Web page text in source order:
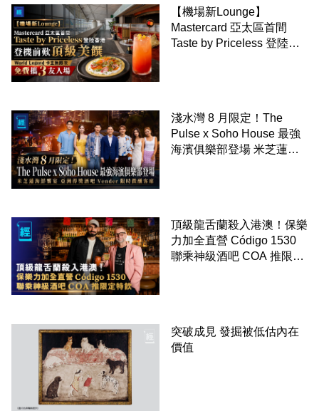
【機場新Lounge】
Mastercard 亞太區首間
Taste by Priceless 登陸香
淺水灣 8 月限定！The
Pulse x Soho House 最強
海濱俱樂部登場 米芝蓮海
頂級龍舌蘭殺入港澳！保樂
力加全直營 Código 1530
聯乘神級酒吧 COA 推限定
突破成見 發掘被低估內在
價值